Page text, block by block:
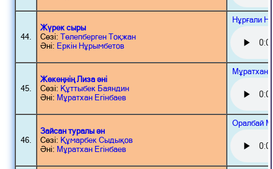
44.
Жүрек сыры
Сөзі: Төлепберген Тоқжан
Әні: Еркін Нұрымбетов
Нұрғали
45.
Жөкеңнің Лиза әні
Сөзі: Құттыбек Баяндин
Әні: Мұратхан Егінбаев
Мұратхан
46.
Зайсан туралы ән
Сөзі: Құмарбек Сыдықов
Әні: Мұратхан Егінбаев
Оралбай